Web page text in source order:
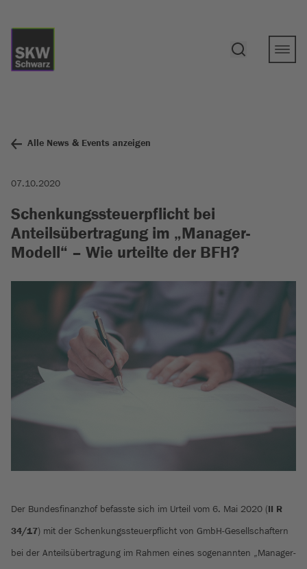
Alle News & Events anzeigen
07.10.2020
Schenkungssteuerpflicht bei
Anteilsübertragung im „Manager-
Modell“ – Wie urteilte der BFH?
Der Bundesfinanzhof befasste sich im Urteil vom 6. Mai 2020 (II R
34/17) mit der Schenkungssteuerpflicht von GmbH-Gesellschaftern
bei der Anteilsübertragung im Rahmen eines sogenannten „Manager-